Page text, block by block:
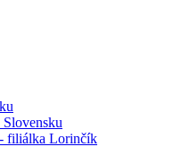
filiálka Lorinčík